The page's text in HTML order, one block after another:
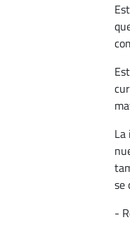
se
-